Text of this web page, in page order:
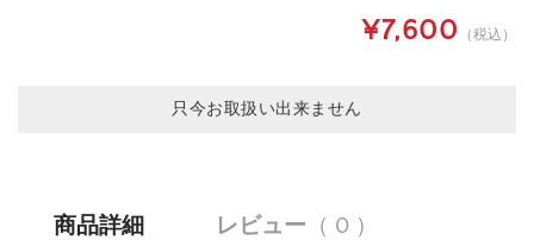
¥7,600 （税込）
只今お取扱い出来ません
商品詳細 レビュー （ 0 ）